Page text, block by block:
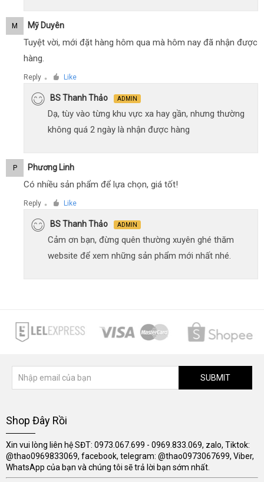
M Mỹ Duyên
Tuyệt vời, mới đặt hàng hôm qua mà hôm nay đã nhận được
hàng.
Reply ● Like
BS Thanh Thảo ADMIN
Dạ, tùy vào từng khu vực xa hay gần, nhưng thường
không quá 2 ngày là nhận được hàng
P Phương Linh
Có nhiều sản phẩm để lựa chọn, giá tốt!
Reply ● Like
BS Thanh Thảo ADMIN
Cảm ơn bạn, đừng quên thường xuyên ghé thăm
website để xem những sản phẩm mới nhất nhé.
SUBMIT
Shop Đây Rồi
Xin vui lòng liên hệ SĐT: 0973.067.699 - 0969.833.069, zalo, Tiktok:
@thao0969833069, facebook, telegram: @thao0973067699, Viber,
WhatsApp của bạn và chúng tôi sẽ trả lời bạn sớm nhất.